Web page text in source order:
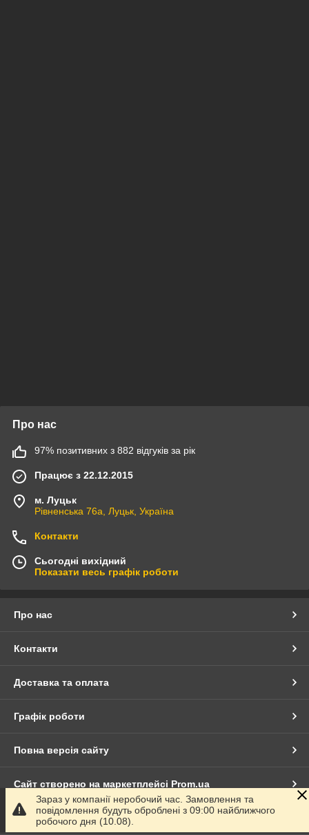
Про нас
97% позитивних з 882 відгуків за рік
Працює з 22.12.2015
м. Луцьк
Рівненська 76а, Луцьк, Україна
Контакти
Сьогодні вихідний
Показати весь графік роботи
Про нас
Контакти
Доставка та оплата
Графік роботи
Повна версія сайту
Сайт створено на маркетплейсі Prom.ua
Політика конфіденційності
Зараз у компанії неробочий час. Замовлення та
повідомлення будуть оброблені з 09:00 найближчого
робочого дня (10.08).